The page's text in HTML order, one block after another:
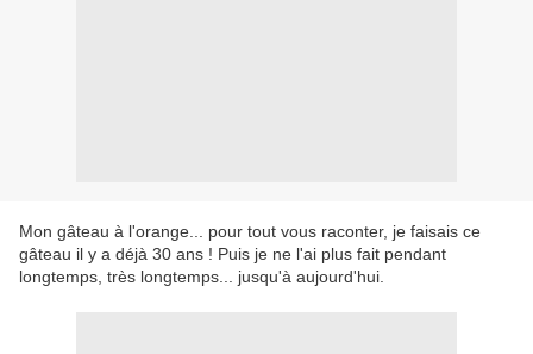
Mon gâteau à l'orange... pour tout vous raconter, je faisais ce
gâteau il y a déjà 30 ans ! Puis je ne l'ai plus fait pendant
longtemps, très longtemps... jusqu'à aujourd'hui.